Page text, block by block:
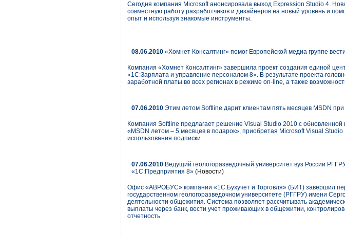
Сегодня компания Microsoft анонсировала выход Expression Studio 4.
совместную работу разработчиков и дизайнеров на новый уровень и
опыт и используя знакомые инструменты.
08.06.2010 «Хомнет Консалтинг» помог Европейской медиа группе
Компания «Хомнет Консалтинг» завершила проект создания единой
«1С:Зарплата и управление персоналом 8». В результате проекта
заработной платы во всех регионах в режиме on-line, а также
07.06.2010 Этим летом Softline дарит клиентам пять месяцев MSDN
Компания Softline предлагает решение Visual Studio 2010 c
«MSDN летом – 5 месяцев в подарок», приобретая Microsoft Visual
использования подписки.
07.06.2010 Ведущий геологоразведочный университет вуз России
«1С:Предприятия 8» (Новости)
Офис «АВРОБУС» компании «1С:Бухучет и Торговля» (БИТ) завершил
государственном геологоразведочном университете (РГГРУ) имени
деятельности общежития. Система позволяет рассчитывать
выплаты через банк, вести учет проживающих в общежитии,
отчетность.